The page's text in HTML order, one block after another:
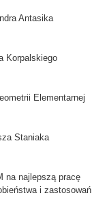
Antasika
Korpalskiego
Elementarnej
Staniaka
na najlepszą pracę
i zastosowań